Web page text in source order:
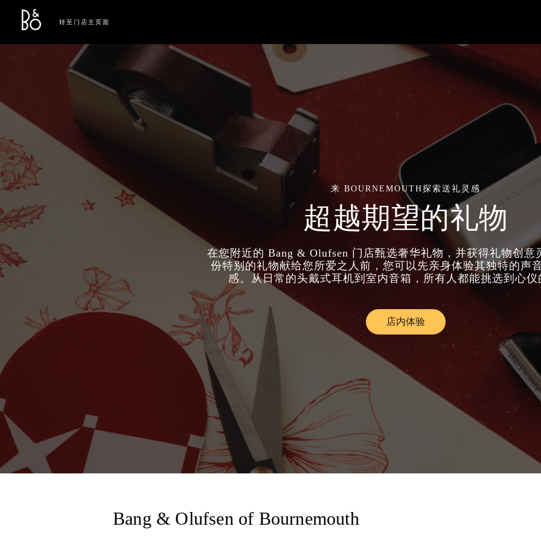
Bang & Olufsen - Exist to Create
转至门店主页面
来 BOURNEMOUTH探索送礼灵感
超越期望的礼物
在您附近的 Bang & Olufsen 门店甄选奢华礼物，并获得礼物创意
份特别的礼物献给您所爱之人前，您可以先亲身体验其独特的声
感。从日常的头戴式耳机到室内音箱，所有人都能挑选到心仪
店内体验
Link Opens in New Tab
Bang & Olufsen of Bournemouth